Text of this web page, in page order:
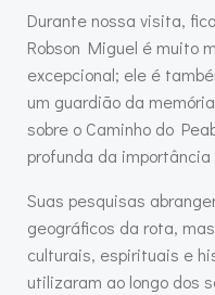
Durante nossa visita,
Robson Miguel é muito
excepcional; ele é
um guardião da
sobre o Caminho do
profunda da
Suas pesquisas
geográficos da rota,
culturais, espirituais e
utilizaram ao longo dos